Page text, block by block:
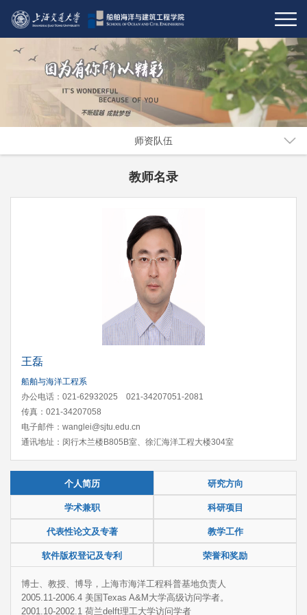
师资队伍
教师名录
王磊
船舶与海洋工程系
办公电话：021-62932025 021-34207051-2081
传真：021-34207058
电子邮件：wanglei@sjtu.edu.cn
通讯地址：闵行木兰楼B805B室、徐汇海洋工程大楼304室
个人简历 研究方向
学术兼职 科研项目
代表性论文及专著 教学工作
软件版权登记及专利 荣誉和奖励
博士、教授、博导，上海市海洋工程科普基地负责人
2005.11-2006.4 美国Texas A&M大学高级访问学者。
2001.10-2002.1 荷兰delft理工大学访问学者